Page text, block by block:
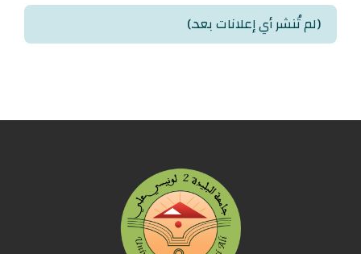
(لم تُنشر أي إعلانات بعد.)